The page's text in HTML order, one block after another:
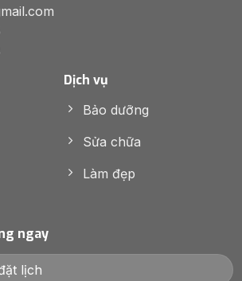
Dịch vụ
Bảo dưỡng
Sửa chữa
Làm đẹp
ngay